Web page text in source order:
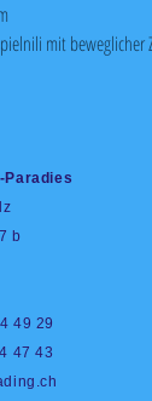
mit beweglicher
Paradies
b
49 29
47 43